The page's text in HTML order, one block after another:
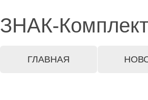
ЗНАК-Комплект
ГЛАВНАЯ